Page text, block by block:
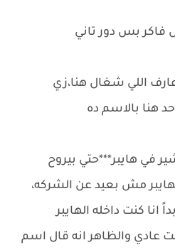
بس دور تاني
اللي شغال هنا،زي
هنا بالاسم ده
في هايبر***حتي بيروح
مش بعيد عن الشركه،
كنت داخله الهايبر
عادي والظاهر انه قال اسم